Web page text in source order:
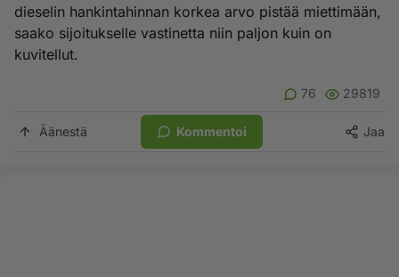
dieselin hankintahinnan korkea arvo pistää miettimään,
saako sijoitukselle vastinetta niin paljon kuin on
kuvitellut.
76 29819
Äänestä Kommentoi Jaa